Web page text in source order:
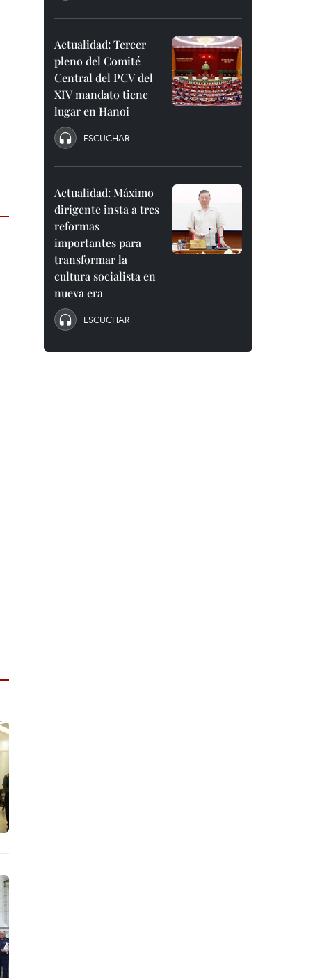
Actualidad: Tercer
pleno del Comité
Central del PCV del
XIV mandato tiene
lugar en Hanoi
ESCUCHAR
Actualidad: Máximo
dirigente insta a tres
reformas
importantes para
transformar la
cultura socialista en
nueva era
ESCUCHAR